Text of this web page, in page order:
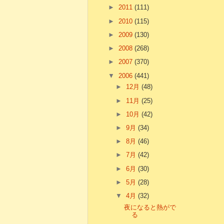
► 2011 (111)
► 2010 (115)
► 2009 (130)
► 2008 (268)
► 2007 (370)
▼ 2006 (441)
► 12月(48)
► 11月(25)
► 10月(42)
►9月(34)
►8月(46)
►7月(42)
►6月(30)
►5月(28)
▼4月(32)
夜になると熱がで
る